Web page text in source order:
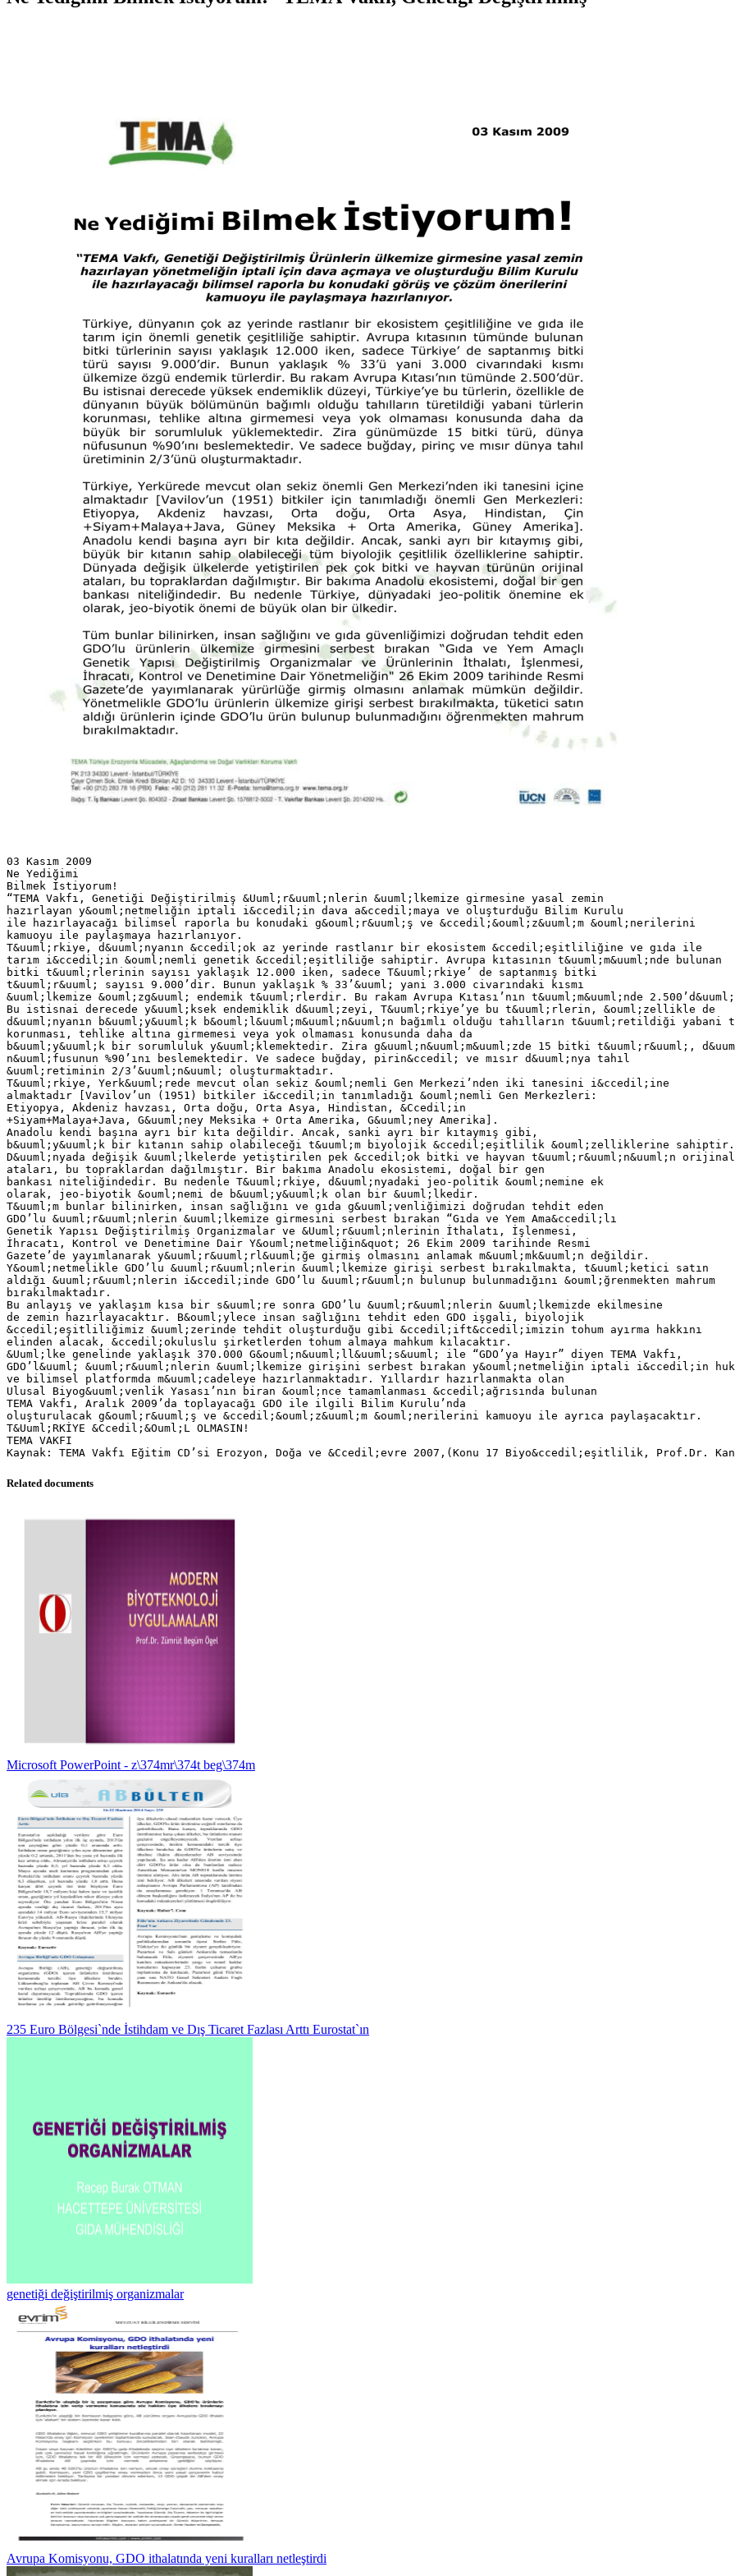
03 Kasım 2009
Ne Yediğimi
Bilmek İstiyorum!
“TEMA Vakfı, Genetiği Değiştirilmiş &Uuml;r&uuml;nlerin &uuml;lkemize girmesine yasal zemin
hazırlayan y&ouml;netmeliğin iptali i&ccedil;in dava a&ccedil;maya ve oluşturduğu Bilim Kurulu
ile hazırlayacağı bilimsel raporla bu konudaki g&ouml;r&uuml;ş ve &ccedil;&ouml;z&uuml;m &ouml;nerilerini
kamuoyu ile paylaşmaya hazırlanıyor.
T&uuml;rkiye, d&uuml;nyanın &ccedil;ok az yerinde rastlanır bir ekosistem &ccedil;eşitliliğine ve gıda ile
tarım i&ccedil;in &ouml;nemli genetik &ccedil;eşitliliğe sahiptir. Avrupa kıtasının t&uuml;m&uuml;nde bulunan
bitki t&uuml;rlerinin sayısı yaklaşık 12.000 iken, sadece T&uuml;rkiye’ de saptanmış bitki
t&uuml;r&uuml; sayısı 9.000’dir. Bunun yaklaşık % 33’&uuml; yani 3.000 civarındaki kısmı
&uuml;lkemize &ouml;zg&uuml; endemik t&uuml;rlerdir. Bu rakam Avrupa Kıtası’nın t&uuml;m&uuml;nde
Bu istisnai derecede y&uuml;ksek endemiklik d&uuml;zeyi, T&uuml;rkiye’ye bu t&uuml;rlerin, &ouml;zellikle de
d&uuml;nyanın b&uuml;y&uuml;k b&ouml;l&uuml;m&uuml;n&uuml;n bağımlı olduğu tahılların t&uuml;retildiği
korunması, tehlike altına girmemesi veya yok olmaması konusunda daha da
b&uuml;y&uuml;k bir sorumluluk y&uuml;klemektedir. Zira g&uuml;n&uuml;m&uuml;zde 15 bitki t&uuml;r&uuml;,
n&uuml;fusunun %90’ını beslemektedir. Ve sadece buğday, pirin&ccedil; ve mısır d&uuml;nya tahıl
&uuml;retiminin 2/3’&uuml;n&uuml; oluşturmaktadır.
T&uuml;rkiye, Yerk&uuml;rede mevcut olan sekiz &ouml;nemli Gen Merkezi’nden iki tanesini i&ccedil;ine
almaktadır [Vavilov’un (1951) bitkiler i&ccedil;in tanımladığı &ouml;nemli Gen Merkezleri:
Etiyopya, Akdeniz havzası, Orta doğu, Orta Asya, Hindistan, &Ccedil;in
+Siyam+Malaya+Java, G&uuml;ney Meksika + Orta Amerika, G&uuml;ney Amerika].
Anadolu kendi başına ayrı bir kıta değildir. Ancak, sanki ayrı bir kıtaymış gibi,
b&uuml;y&uuml;k bir kıtanın sahip olabileceği t&uuml;m biyolojik &ccedil;eşitlilik &ouml;zelliklerine sahiptir.
D&uuml;nyada değişik &uuml;lkelerde yetiştirilen pek &ccedil;ok bitki ve hayvan t&uuml;r&uuml;n&uuml;n orijinal
ataları, bu topraklardan dağılmıştır. Bir bakıma Anadolu ekosistemi, doğal bir gen
bankası niteliğindedir. Bu nedenle T&uuml;rkiye, d&uuml;nyadaki jeo-politik &ouml;nemine ek
olarak, jeo-biyotik &ouml;nemi de b&uuml;y&uuml;k olan bir &uuml;lkedir.
T&uuml;m bunlar bilinirken, insan sağlığını ve gıda g&uuml;venliğimizi doğrudan tehdit eden
GDO’lu &uuml;r&uuml;nlerin &uuml;lkemize girmesini serbest bırakan “Gıda ve Yem Ama&ccedil;lı
Genetik Yapısı Değiştirilmiş Organizmalar ve &Uuml;r&uuml;nlerinin İthalatı, İşlenmesi,
İhracatı, Kontrol ve Denetimine Dair Y&ouml;netmeliğin&quot; 26 Ekim 2009 tarihinde Resmi
Gazete’de yayımlanarak y&uuml;r&uuml;rl&uuml;ğe girmiş olmasını anlamak m&uuml;mk&uuml;n değildir.
Y&ouml;netmelikle GDO’lu &uuml;r&uuml;nlerin &uuml;lkemize girişi serbest bırakılmakta, t&uuml;ketici satın
aldığı &uuml;r&uuml;nlerin i&ccedil;inde GDO’lu &uuml;r&uuml;n bulunup bulunmadığını &ouml;ğrenmekten mahrum
bırakılmaktadır.
Bu anlayış ve yaklaşım kısa bir s&uuml;re sonra GDO’lu &uuml;r&uuml;nlerin &uuml;lkemizde ekilmesine
de zemin hazırlayacaktır. B&ouml;ylece insan sağlığını tehdit eden GDO işgali, biyolojik
&ccedil;eşitliliğimiz &uuml;zerinde tehdit oluşturduğu gibi &ccedil;ift&ccedil;imizin tohum ayırma hakkını
elinden alacak, &ccedil;okuluslu şirketlerden tohum almaya mahkum kılacaktır.
&Uuml;lke genelinde yaklaşık 370.000 G&ouml;n&uuml;ll&uuml;s&uuml; ile “GDO’ya Hayır” diyen TEMA Vakfı,
GDO’l&uuml; &uuml;r&uuml;nlerin &uuml;lkemize girişini serbest bırakan y&ouml;netmeliğin iptali i&ccedil;in
ve bilimsel platformda m&uuml;cadeleye hazırlanmaktadır. Yıllardır hazırlanmakta olan
Ulusal Biyog&uuml;venlik Yasası’nın biran &ouml;nce tamamlanması &ccedil;ağrısında bulunan
TEMA Vakfı, Aralık 2009’da toplayacağı GDO ile ilgili Bilim Kurulu’nda
oluşturulacak g&ouml;r&uuml;ş ve &ccedil;&ouml;z&uuml;m &ouml;nerilerini kamuoyu ile ayrıca paylaşacaktır.
T&Uuml;RKİYE &Ccedil;&Ouml;L OLMASIN!
TEMA VAKFI
Related documents
Microsoft PowerPoint - z\374mr\374t beg\374m
235 Euro Bölgesi`nde İstihdam ve Dış Ticaret Fazlası Arttı Eurostat`ın
genetiği değiştirilmiş organizmalar
Avrupa Komisyonu, GDO ithalatında yeni kuralları netleştirdi